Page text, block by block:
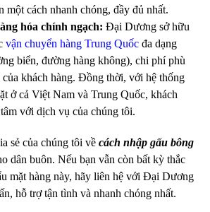
một cách nhanh chóng, đầy đủ nhất.
hóa chính ngạch: Đại Dương sở hữu
vận chuyển hàng Trung Quốc đa dạng
biển, đường hàng không), chi phí phù
khách hàng. Đồng thời, với hệ thống
ở cả Việt Nam và Trung Quốc, khách
với dịch vụ của chúng tôi.
sẻ của chúng tôi về cách nhập gấu bông
dân buôn. Nếu bạn vẫn còn bất kỳ thắc
mặt hàng này, hãy liên hệ với Đại Dương
hỗ trợ tận tình và nhanh chóng nhất.